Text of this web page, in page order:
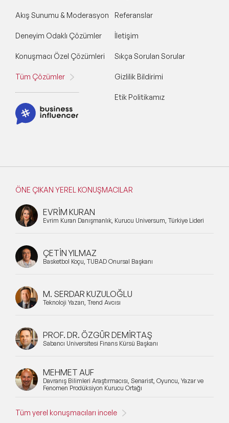
Akış Sunumu & Moderasyon
Deneyim Odaklı Çözümler
Konuşmacı Özel Çözümleri
Tüm Çözümler
Referanslar
İletişim
Sıkça Sorulan Sorular
Gizlilik Bildirimi
Etik Politikamız
ÖNE ÇIKAN YEREL KONUŞMACILAR
EVRİM KURAN
Evrim Kuran Danışmanlık, Kurucu Universum, Türkiye Lideri
ÇETİN YILMAZ
Basketbol Koçu, TÜBAD Onursal Başkanı
M. SERDAR KUZULOĞLU
Teknoloji Yazarı, Trend Avcısı
PROF. DR. ÖZGÜR DEMİRTAŞ
Sabancı Üniversitesi Finans Kürsü Başkanı
MEHMET AUF
Davranış Bilimleri Araştırmacısı, Senarist, Oyuncu, Yazar ve
Fenomen Prodüksiyon Kurucu Ortağı
Tüm yerel konuşmacıları incele